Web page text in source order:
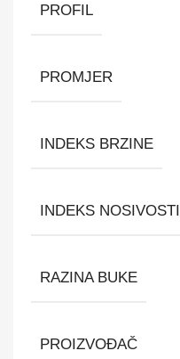
PROFIL
PROMJER
INDEKS BRZINE
INDEKS NOSIVOSTI
RAZINA BUKE
PROIZVOĐAČ